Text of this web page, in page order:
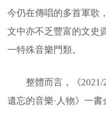
今仍在傳唱的多首軍歌
文中亦不乏豐富的文史
一特殊音樂門類。
整體而言，《2021/
遺忘的音樂·人物》一